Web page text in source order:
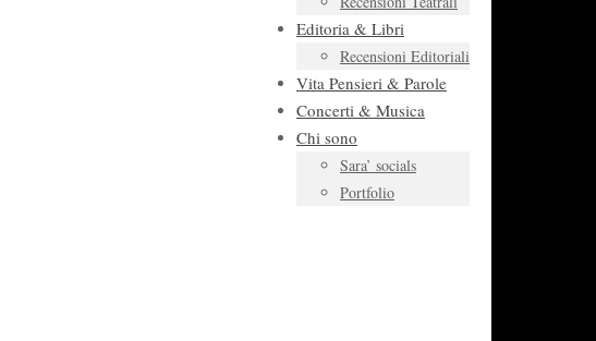
Editoria & Libri
Recensioni Editoriali
Vita Pensieri & Parole
Concerti & Musica
Chi sono
Sara’ socials
Portfolio